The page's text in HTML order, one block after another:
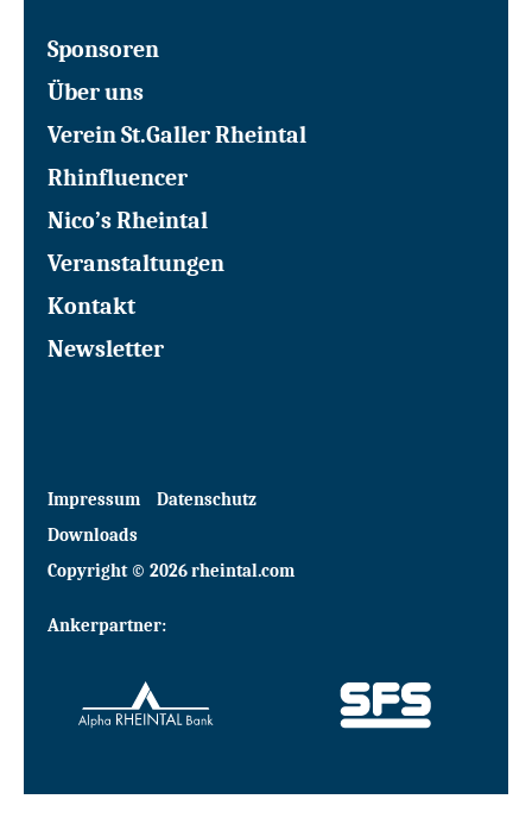
Sponsoren
Über uns
Verein St.Galler Rheintal
Rhinfluencer
Nico’s Rheintal
Veranstaltungen
Kontakt
Newsletter
Impressum
Datenschutz
Downloads
Copyright © 2026 rheintal.com
Ankerpartner: